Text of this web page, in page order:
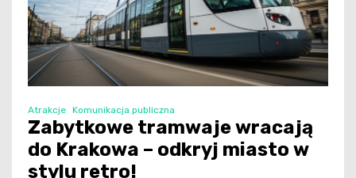
Atrakcje Komunikacja publiczna
Zabytkowe tramwaje wracają
do Krakowa – odkryj miasto w
stylu retro!